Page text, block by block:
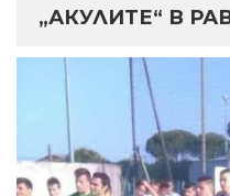
„АКУЛИТЕ“ В